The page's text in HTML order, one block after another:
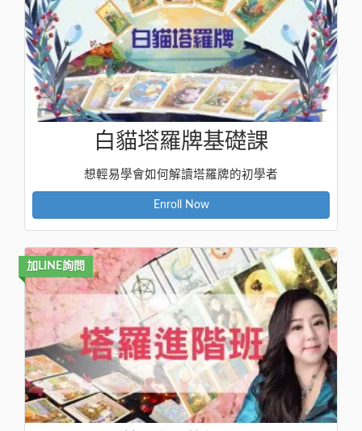
白貓塔羅牌基礎課
想輕易學會如何解讀塔羅牌的初學者
Enroll Now
加LINE詢問